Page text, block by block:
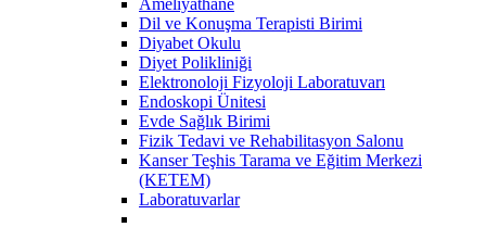
Dil ve Konuşma Terapisti Birimi
Diyabet Okulu
Diyet Polikliniği
Elektronoloji Fizyoloji Laboratuvarı
Endoskopi Ünitesi
Evde Sağlık Birimi
Fizik Tedavi ve Rehabilitasyon Salonu
Kanser Teşhis Tarama ve Eğitim Merkezi
(KETEM)
Laboratuvarlar